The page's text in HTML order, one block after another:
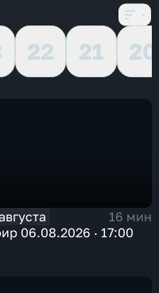
22 21
20
16 мин
06.08.2026 · 17:00